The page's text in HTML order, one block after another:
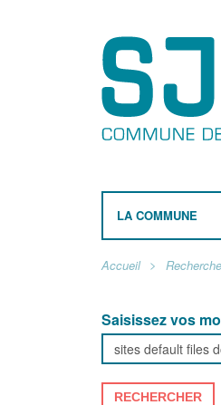
LA COMMUNE
Accueil
Saisissez vos
RECHERCHER